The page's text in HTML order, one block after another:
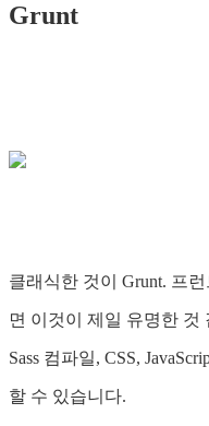
Grunt
클래식한 것이 Grunt. 프
면 이것이 제일 유명한 것
Sass 컴파일, CSS,
할 수 있습니다.